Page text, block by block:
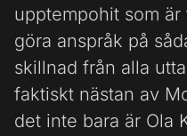
upptempohit som
göra anspråk på
skillnad från alla
faktiskt nästan av
det inte bara är Ola